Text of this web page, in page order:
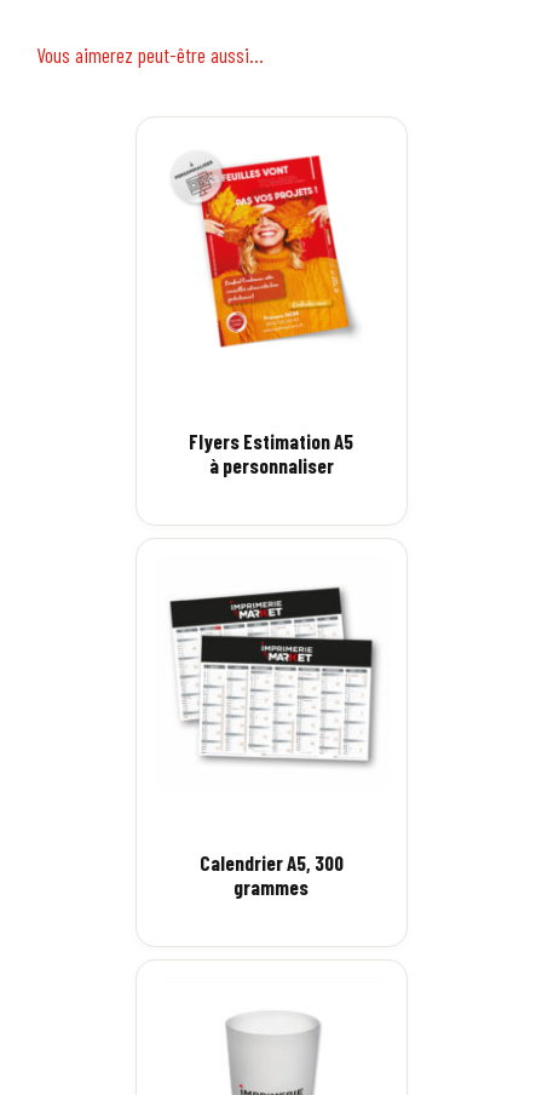
Vous aimerez peut-être aussi…
Flyers Estimation A5
à personnaliser
Calendrier A5, 300
grammes